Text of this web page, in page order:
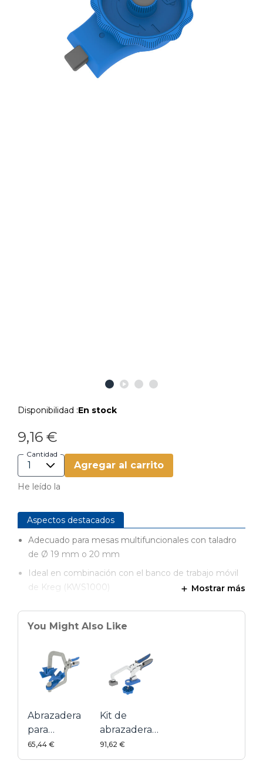
Disponibilidad :En stock
9,16 €
Cantidad
Agregar al carrito
He leído la
Aspectos destacados
Adecuado para mesas multifuncionales con taladro
de Ø 19 mm o 20 mm
Ideal en combinación con el banco de trabajo móvil
de Kreg (KWS1000)
de trabajo en el banco de trabajo
Mostrar más
You Might Also Like
Abrazadera
para
esquinas 90°
65,44 €
Kit de
abrazadera
de banco
Automaxx®
91,62 €